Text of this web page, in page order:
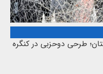
طرحی دوحزبی در کنگره